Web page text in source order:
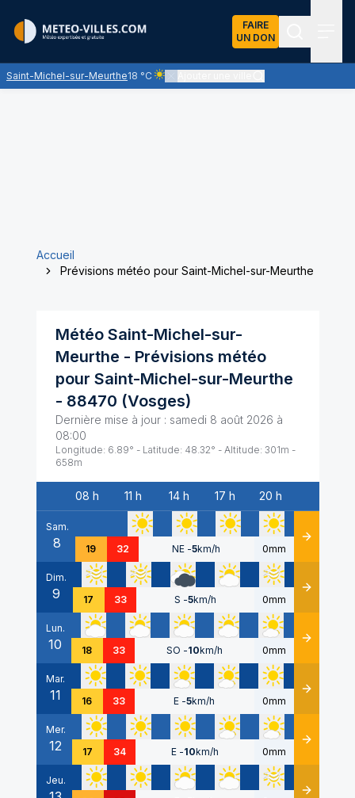
FAIRE
UN DON
Saint-Michel-sur-Meurthe18 °C
Ciel clair - quasiment pas de nuages et un
Accueil
Prévisions météo pour Saint-Michel-sur-Meurthe
Météo Saint-Michel-sur-
Meurthe - Prévisions météo
pour Saint-Michel-sur-Meurthe
- 88470 (Vosges)
Dernière mise à jour : samedi 8 août 2026 à
08:00
Longitude: 6.89° - Latitude: 48.32° - Altitude: 301m -
658m
Date
08 h 11 h 14 h 17 h 20 h
Sam.
8 19 32 NE -5km/h 0mm Détails
Dim.
9 17 33 S -5km/h 0mm Détails
Lun.
10 18 33 SO -10km/h 0mm Détails
Mar.
11 16 33 E -5km/h 0mm Détails
Mer.
12 17 34 E -10km/h 0mm Détails
Jeu.